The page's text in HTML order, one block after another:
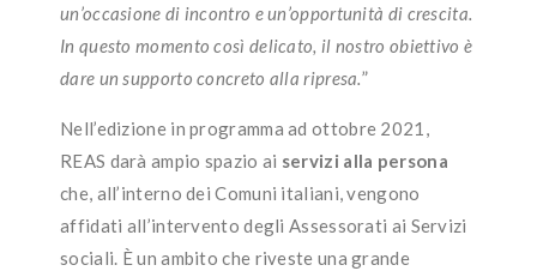
un’occasione di incontro e un’opportunità di crescita.
In questo momento così delicato, il nostro obiettivo è
dare un supporto concreto alla ripresa.”
Nell’edizione in programma ad ottobre 2021,
REAS darà ampio spazio ai servizi alla persona
che, all’interno dei Comuni italiani, vengono
affidati all’intervento degli Assessorati ai Servizi
sociali. È un ambito che riveste una grande